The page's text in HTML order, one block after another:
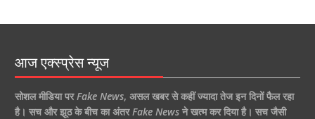
आज एक्स्प्रेस न्यूज
सोशल मीडिया पर Fake News, असल खबर से कहीं ज्यादा तेज इन दिनों फैल रहा
है। सच और झूठ के बीच का अंतर Fake Newsने खत्म कर दिया है। सच जैसी